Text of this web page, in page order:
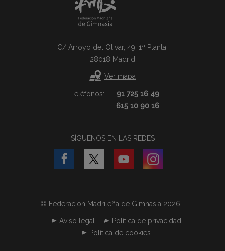
C/ Arroyo del Olivar, 49. 1ª Planta.
28018 Madrid
Ver mapa
Teléfonos:
91 725 16 49
615 10 90 16
SÍGUENOS EN LAS REDES
© Federacion Madrileña de Gimnasia 2026
Aviso legal
Política de privacidad
Política de cookies